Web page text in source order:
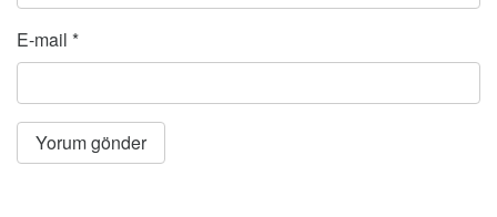
E-mail *